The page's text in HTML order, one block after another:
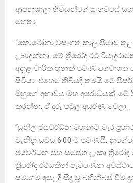
ආපනශාලා හිමියන්ගේ සංගමයේ
මහතා
“කොරෝනා වසංගත කාල සීමාව
ලබාදුන්නා. මේ ත්‍රිරෝද රථ
අදාළ වාරික තුනක් පමණ
සිටියා. එහෙම තිබියදී තමයි මේ
ඔහුගේ අභාවය මහ අපරාධයක්.
කරන්න. ඒ දරු පවුල අසරණ වෙලා.
“සුනිල් ජයවර්ධන මහතාට මැර
වැනිදා සවස 6.00 ට පමණයි.
ජයවර්ධන සහ සමස්ත ලංකා
ත්‍රිරෝද රථයකින් පැමිණෙන
සමාගම අසලදී සිදු වූ බහින්බස් වීම